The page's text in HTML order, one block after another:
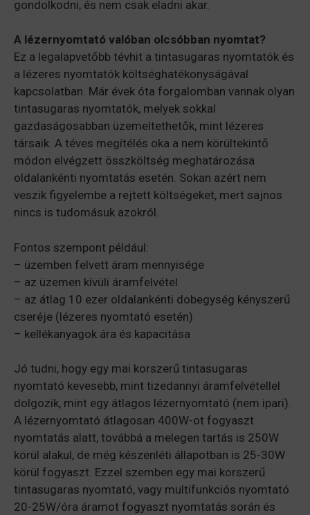
gondolkodni, és nem csak eladni akar.
A lézernyomtató valóban olcsóbban nyomtat?
Ez a legalapvetőbb tévhit a tintasugaras nyomtatók és
a lézeres nyomtatók költséghatékonyságával
kapcsolatban. Már évek óta forgalomban vannak olyan
tintasugaras nyomtatók, melyek sokkal
gazdaságosabban üzemeltethetők, mint lézeres
társaik. A téves megítélés oka a nem körültekintő
módon elvégzett összköltség meghatározása
oldalankénti nyomtatás esetén. Sokan azért nem
veszik figyelembe a rejtett költségeket, mert sajnos
nincs is tudomásuk azokról.
Fontos szempont például:
– üzemben felvett áram mennyisége
– az üzemen kívüli áramfelvétel
– az átlag 10 ezer oldalankénti dobegység kényszerű
cseréje (lézeres nyomtató esetén)
– kellékanyagok ára és kapacitása
Jó tudni, hogy egy mai korszerű tintasugaras
nyomtató kevesebb, mint tizedannyi áramfelvétellel
dolgozik, mint egy átlagos lézernyomtató (nem ipari).
A lézernyomtató átlagosan 400W-ot fogyaszt
nyomtatás alatt, továbbá a melegen tartás is 250W
körül alakul, de még készenléti állapotban is 25-30W
körül fogyaszt. Ezzel szemben egy mai korszerű
tintasugaras nyomtató, vagy multifunkciós nyomtató
20-25W/óra áramot fogyaszt nyomtatás során és